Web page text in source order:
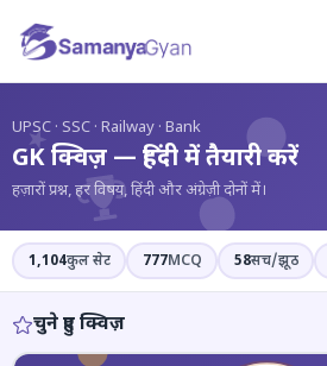
?
UPSC · SSC · Railway · Bank
GK क्विज़ — हिंदी में तैयारी करें
हज़ारों प्रश्न, हर विषय, हिंदी और अंग्रेज़ी दोनों में।
1,104कुल सेट 777MCQ 58सच/झूठ
चुने हुए क्विज़